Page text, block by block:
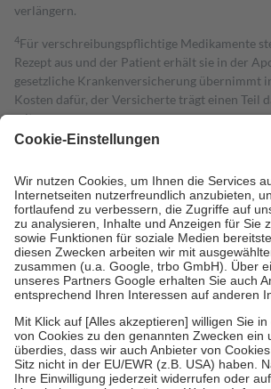
verlängern.
4Für verschreibungspflichtige Medikamente
Rezept aus und der Patient erhält sie in der
gesetzliche Krankenversicherung übernimmt
Kosten dafür, der Versicherte trägt einen Teil
mit.
Grundsätzlich leisten Mitglieder Zuzahlungen
höchstens zehn Euro.
Es sind jedoch nie mehr
Kosten der Leistung zu entrichten.
Diese Regeln gelten grundsätzlich auch für
Bei Heilmitteln und häuslicher Krankenpflege
Zuzahlung zehn Prozent der Kosten sowie
Verordnung.
Um das Engagement der Versicherten für ihre
stärken und die besondere Stellung der
fallenkeine Zuzahlungenan bei:
• Kindern und Jugendlichen bis zum
mit Ausnahme der Fahrkosten
• Untersuchungen zur Vorsorge und